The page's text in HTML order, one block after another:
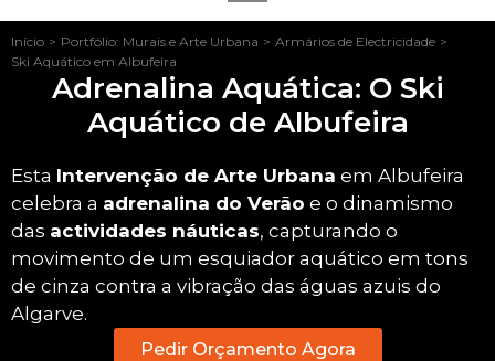
Início > Portfólio: Murais e Arte Urbana > Armários de Electricidade >
Ski Aquático em Albufeira
Adrenalina Aquática: O Ski
Aquático de Albufeira
Esta Intervenção de Arte Urbana em Albufeira
celebra a adrenalina do Verão e o dinamismo
das actividades náuticas, capturando o
movimento de um esquiador aquático em tons
de cinza contra a vibração das águas azuis do
Algarve.
Pedir Orçamento Agora